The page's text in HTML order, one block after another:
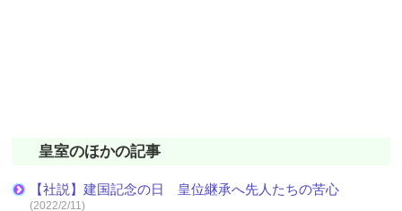
皇室のほかの記事
【社説】建国記念の日 皇位継承へ先人たちの苦心
(2022/2/11)